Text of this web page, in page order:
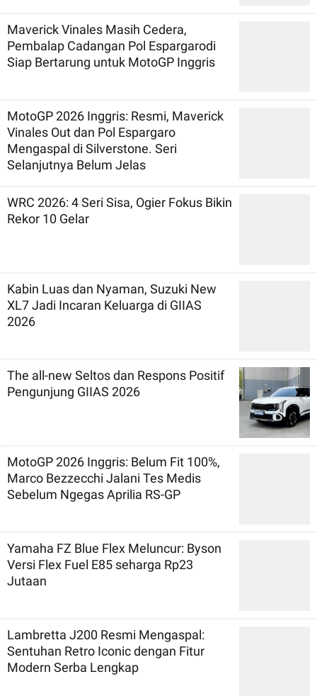
Maverick Vinales Masih Cedera,
Pembalap Cadangan Pol Espargarodi
Siap Bertarung untuk MotoGP Inggris
MotoGP 2026 Inggris: Resmi, Maverick
Vinales Out dan Pol Espargaro
Mengaspal di Silverstone. Seri
Selanjutnya Belum Jelas
WRC 2026: 4 Seri Sisa, Ogier Fokus Bikin
Rekor 10 Gelar
Kabin Luas dan Nyaman, Suzuki New
XL7 Jadi Incaran Keluarga di GIIAS
2026
The all-new Seltos dan Respons Positif
Pengunjung GIIAS 2026
MotoGP 2026 Inggris: Belum Fit 100%,
Marco Bezzecchi Jalani Tes Medis
Sebelum Ngegas Aprilia RS-GP
Yamaha FZ Blue Flex Meluncur: Byson
Versi Flex Fuel E85 seharga Rp23
Jutaan
Lambretta J200 Resmi Mengaspal:
Sentuhan Retro Iconic dengan Fitur
Modern Serba Lengkap